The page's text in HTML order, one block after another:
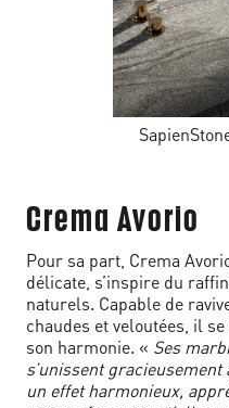
Crema Avorio
Pour sa part, Crema
délicate, s’inspire du
naturels. Capable de
chaudes et veloutées, il
son harmonie. « Ses
s’unissent
un effet harmonieux,